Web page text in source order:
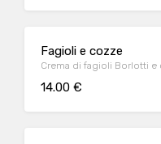
Fagioli e cozze
Crema di fagioli Borlotti e
14.00 €